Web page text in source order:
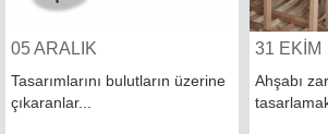
05 ARALIK
Tasarımlarını bulutların üzerine
çıkaranlar...
31 EKİM
Ahşabı